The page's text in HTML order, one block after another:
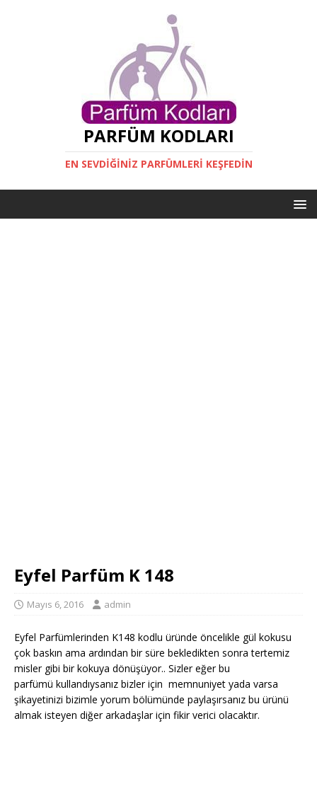
PARFÜM KODLARI
EN SEVDIĞINIZ PARFÜMLERI KEŞFEDIN
Eyfel Parfüm K 148
Mayıs 6, 2016 admin
Eyfel Parfümlerinden K148 kodlu üründe öncelikle gül kokusu
çok baskın ama ardından bir süre bekledikten sonra tertemiz
misler gibi bir kokuya dönüşüyor.. Sizler eğer bu
parfümü kullandıysanız bizler için memnuniyet yada varsa
şikayetinizi bizimle yorum bölümünde paylaşırsanız bu ürünü
almak isteyen diğer arkadaşlar için fikir verici olacaktır.